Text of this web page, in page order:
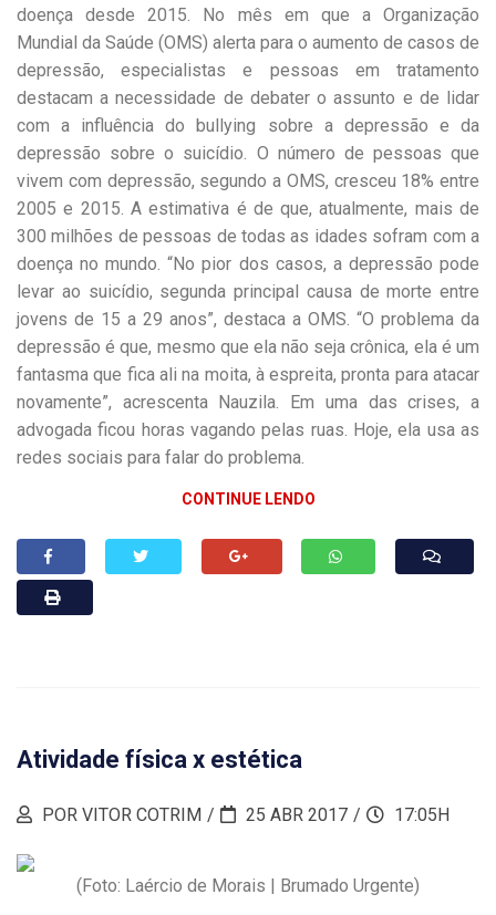
doença desde 2015. No mês em que a Organização
Mundial da Saúde (OMS) alerta para o aumento de casos de
depressão, especialistas e pessoas em tratamento
destacam a necessidade de debater o assunto e de lidar
com a influência do bullying sobre a depressão e da
depressão sobre o suicídio. O número de pessoas que
vivem com depressão, segundo a OMS, cresceu 18% entre
2005 e 2015. A estimativa é de que, atualmente, mais de
300 milhões de pessoas de todas as idades sofram com a
doença no mundo. “No pior dos casos, a depressão pode
levar ao suicídio, segunda principal causa de morte entre
jovens de 15 a 29 anos”, destaca a OMS. “O problema da
depressão é que, mesmo que ela não seja crônica, ela é um
fantasma que fica ali na moita, à espreita, pronta para atacar
novamente”, acrescenta Nauzila. Em uma das crises, a
advogada ficou horas vagando pelas ruas. Hoje, ela usa as
redes sociais para falar do problema.
CONTINUE LENDO
Atividade física x estética
POR VITOR COTRIM 25 ABR 2017 17:05H
(Foto: Laércio de Morais | Brumado Urgente)